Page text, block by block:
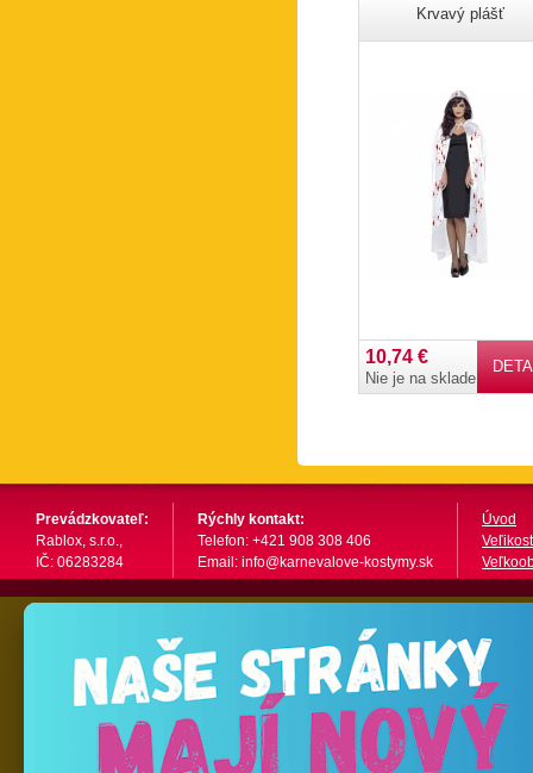
Krvavý plášť
10,74 €
Nie je na sklade
Prevádzkovateľ:
Rablox, s.r.o.,
IČ: 06283284
Rýchly kontakt:
Telefon: +421 908 308 406
Email: info@karnevalove-kostymy.sk
Úvod